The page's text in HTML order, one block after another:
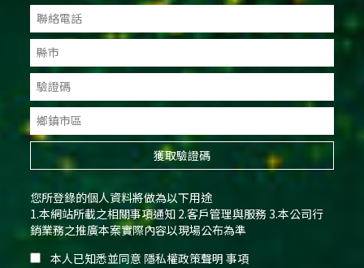
獲取驗證碼
您所登錄的個人資料將做為以下用途
1.本網站所載之相關事項通知 2.客戶管理與服務 3.本公司行
銷業務之推廣本案實際內容以現場公布為準
本人已知悉並同意 隱私權政策聲明 事項